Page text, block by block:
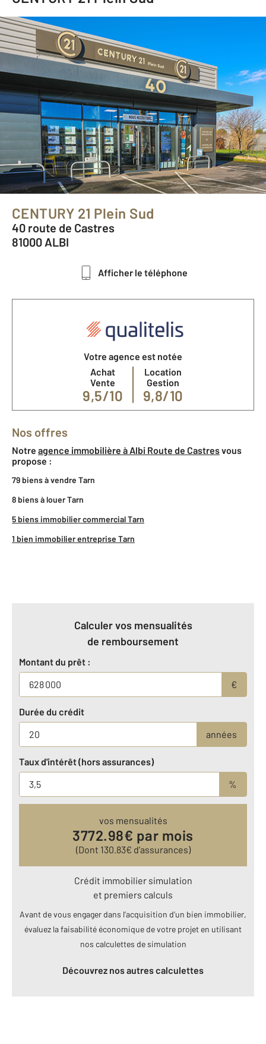
CENTURY 21 Plein Sud
40 route de Castres
81000 ALBI
Afficher le téléphone
Votre agence est notée
Achat
Vente
9,5/10
Location
Gestion
9,8/10
Nos offres
Notre agence immobilière à Albi Route de Castresvous
propose :
79 biens à vendre Tarn
8 biens à louer Tarn
5 biens immobilier commercial Tarn
1 bien immobilier entreprise Tarn
Calculer vos mensualités
de remboursement
Montant du prêt :
€
Durée du crédit
années
Taux d'intérêt (hors assurances)
%
vos mensualités
3772.98€ par mois
(Dont 130.83€ d’assurances)
Crédit immobilier simulation
et premiers calculs
Avant de vous engager dans l’acquisition d’un bien immobilier,
évaluez la faisabilité économique de votre projet en utilisant
nos calculettes de simulation
Découvrez nos autres calculettes